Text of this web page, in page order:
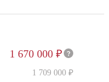
1 670 000 ₽
1 709 000 ₽